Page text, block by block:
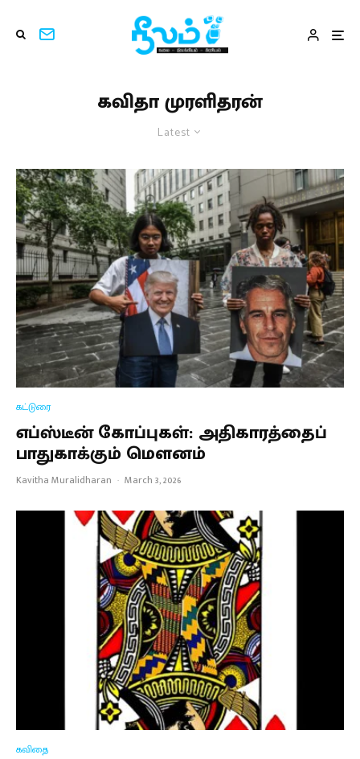
கவிதா முரளிதரன்
Latest
கட்டுரை
எப்ஸ்டீன் கோப்புகள்: அதிகாரத்தைப்
பாதுகாக்கும் மௌனம்
Kavitha Muralidharan · March 3, 2026
கவிதை